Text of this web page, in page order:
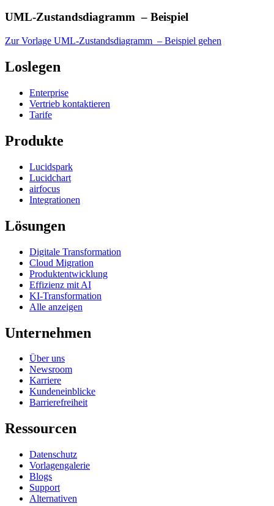
UML-Zustandsdiagramm – Beispiel
Zur Vorlage UML-Zustandsdiagramm – Beispiel gehen
Loslegen
Enterprise
Vertrieb kontaktieren
Tarife
Produkte
Lucidspark
Lucidchart
airfocus
Integrationen
Lösungen
Digitale Transformation
Cloud Migration
Produktentwicklung
Effizienz mit AI
KI-Transformation
Alle anzeigen
Unternehmen
Über uns
Newsroom
Karriere
Kundeneinblicke
Barrierefreiheit
Ressourcen
Datenschutz
Vorlagengalerie
Blogs
Support
Alternativen